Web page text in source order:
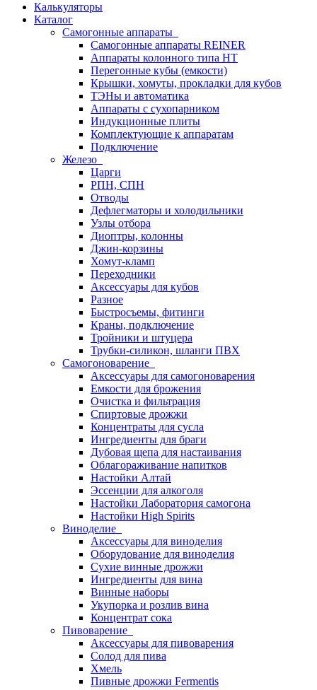
Калькуляторы
Каталог
Самогонные аппараты
Самогонные аппараты REINER
Аппараты колонного типа НТ
Перегонные кубы (емкости)
Крышки, хомуты, прокладки для кубов
ТЭНы и автоматика
Аппараты с сухопарником
Индукционные плиты
Комплектующие к аппаратам
Подключение
Железо
Царги
РПН, СПН
Отводы
Дефлегматоры и холодильники
Узлы отбора
Диоптры, колонны
Джин-корзины
Хомут-кламп
Переходники
Аксессуары для кубов
Разное
Быстросъемы, фитинги
Краны, подключение
Тройники и штуцера
Трубки-силикон, шланги ПВХ
Самогоноварение
Аксессуары для самогоноварения
Емкости для брожения
Очистка и фильтрация
Спиртовые дрожжи
Концентраты для сусла
Ингредиенты для браги
Дубовая щепа для настаивания
Облагораживание напитков
Настойки Алтай
Эссенции для алкоголя
Настойки Лаборатория самогона
Настойки High Spirits
Виноделие
Аксессуары для виноделия
Оборудование для виноделия
Сухие винные дрожжи
Ингредиенты для вина
Винные наборы
Укупорка и розлив вина
Концентрат сока
Пивоварение
Аксессуары для пивоварения
Солод для пива
Хмель
Пивные дрожжи Fermentis